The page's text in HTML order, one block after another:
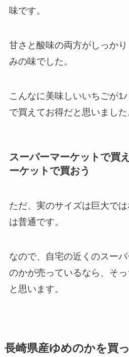
味です。
甘さと酸味の両方がしっか
みの味でした。
こんなに美味しいいちごが1
で買えてお得だと思いました
スーパーマーケットで買
ーケットで買おう
ただ、実のサイズは巨大で
は普通です。
なので、自宅の近くのスー
のかが売っているなら、そ
と思います。
長崎県産ゆめのかを買